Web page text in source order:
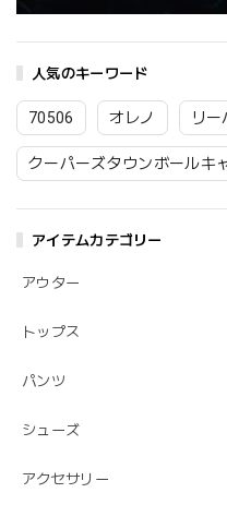
人気のキーワード
70506 オレノ リー
クーパーズタウンボールキ
アイテムカテゴリー
アウター
トップス
パンツ
シューズ
アクセサリー